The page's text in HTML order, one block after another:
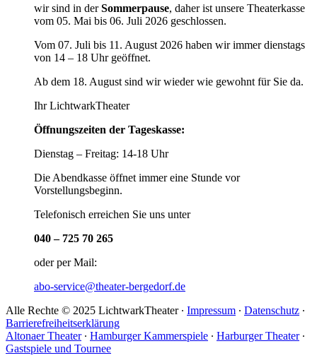
wir sind in derSommerpause, daher ist unsere Theaterkasse
vom 05. Mai bis 06. Juli 2026 geschlossen.
Vom 07. Juli bis 11. August 2026 haben wir immer dienstags
von 14 – 18 Uhr geöffnet.
Ab dem 18. August sind wir wieder wie gewohnt für Sie da.
Ihr LichtwarkTheater
Öffnungszeiten der Tageskasse:
Dienstag – Freitag: 14-18 Uhr
Die Abendkasse öffnet immer eine Stunde vor
Vorstellungsbeginn.
Telefonisch erreichen Sie uns unter
040 – 725 70 265
oder per Mail:
abo-service@theater-bergedorf.de
Alle Rechte © 2025 LichtwarkTheater ∙ Impressum ∙ Datenschutz ∙
Barrierefreiheitserklärung
Altonaer Theater∙ Hamburger Kammerspiele ∙ Harburger Theater∙
Gastspiele und Tournee